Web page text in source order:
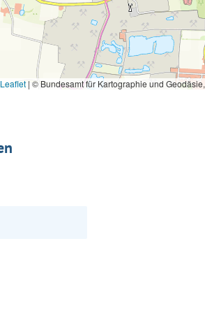
| © Bundesamt für Kartographie und Geodäsie,